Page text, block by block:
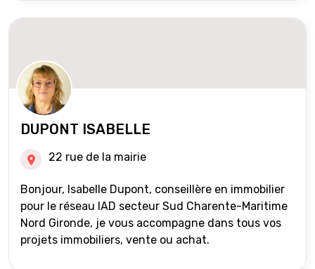
DUPONT ISABELLE
22 rue de la mairie
Bonjour, Isabelle Dupont, conseillère en immobilier
pour le réseau IAD secteur Sud Charente-Maritime
Nord Gironde, je vous accompagne dans tous vos
projets immobiliers, vente ou achat.